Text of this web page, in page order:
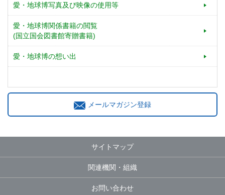
愛・地球博写真及び映像の使用等
愛・地球博関係書籍の閲覧
(国立国会図書館寄贈書籍)
愛・地球博の想い出
メールマガジン登録
サイトマップ
関連機関・組織
お問い合わせ